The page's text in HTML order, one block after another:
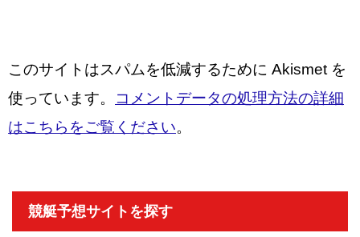
このサイトはスパムを低減するために Akismet を
使っています。
コメントデータの処理方法の詳細
はこちらをご覧ください。
競艇予想サイトを探す